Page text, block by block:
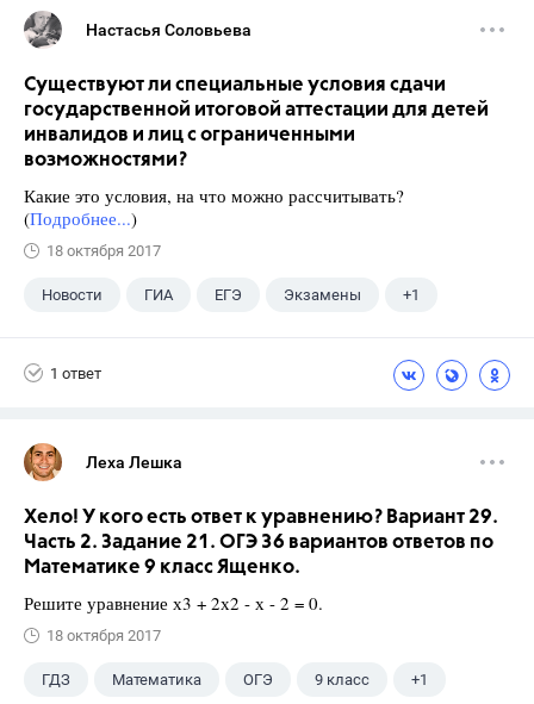
Настасья Соловьева
Существуют ли специальные условия сдачи
государственной итоговой аттестации для детей
инвалидов и лиц с ограниченными
возможностями?
Какие это условия, на что можно рассчитывать?
(Подробнее...)
18 октября 2017
Новости ГИА ЕГЭ Экзамены +1
1 ответ
Леха Лешка
Хело! У кого есть ответ к уравнению? Вариант 29.
Часть 2. Задание 21. ОГЭ 36 вариантов ответов по
Математике 9 класс Ященко.
Решите уравнение х3 + 2х2 - х - 2 = 0.
18 октября 2017
ГДЗ Математика ОГЭ 9 класс +1